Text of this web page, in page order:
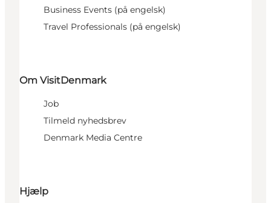
Business Events (på engelsk)
Travel Professionals (på engelsk)
Om VisitDenmark
Job
Tilmeld nyhedsbrev
Denmark Media Centre
Hjælp